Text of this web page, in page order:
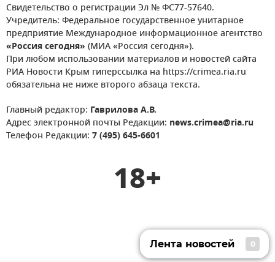
Свидетельство о регистрации Эл № ФС77-57640.
Учредитель: Федеральное государственное унитарное
предприятие Международное информационное агентство
«Россия сегодня» (МИА «Россия сегодня»).
При любом использовании материалов и новостей сайта
РИА Новости Крым гиперссылка на https://crimea.ria.ru
обязательна не ниже второго абзаца текста.
Главный редактор: Гаврилова А.В.
Адрес электронной почты Редакции: news.crimea@ria.ru
Телефон Редакции: 7 (495) 645-6601
18+
Лента новостей 0